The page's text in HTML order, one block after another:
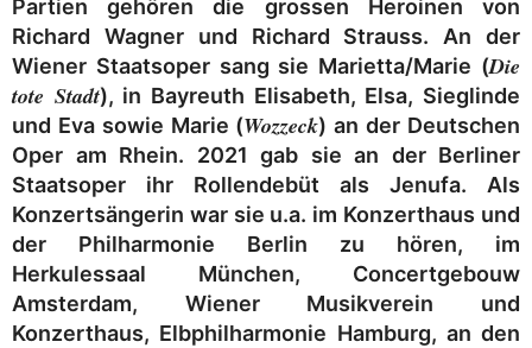
Partien gehören die grossen Heroinen von
Richard Wagner und Richard Strauss. An der
Wiener Staatsoper sang sie Marietta/Marie (Die
tote Stadt), in Bayreuth Elisabeth, Elsa, Sieglinde
und Eva sowie Marie (Wozzeck) an der Deutschen
Oper am Rhein. 2021 gab sie an der Berliner
Staatsoper ihr Rollendebüt als Jenufa. Als
Konzertsängerin war sie u.a. im Konzerthaus und
der Philharmonie Berlin zu hören, im
Herkulessaal München, Concertgebouw
Amsterdam, Wiener Musikverein und
Konzerthaus, Elbphilharmonie Hamburg, an den